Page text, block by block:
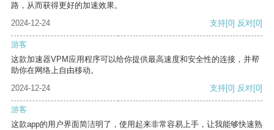
路，从而获得更好的加速效果。
2024-12-24
支持[0] 反对[0]
游客
这款加速器VPM应用程序可以给你提供最高速度和安全性的连接，并帮
助你在网络上自由移动。
2024-12-24
支持[0] 反对[0]
游客
这款app的用户界面简洁明了，使用起来非常容易上手，让我能够快速熟